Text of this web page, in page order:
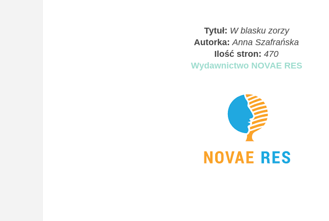
Tytuł: W blasku zorzy
Autorka:Anna Szafrańska
Ilość stron: 470
Wydawnictwo NOVAE RES